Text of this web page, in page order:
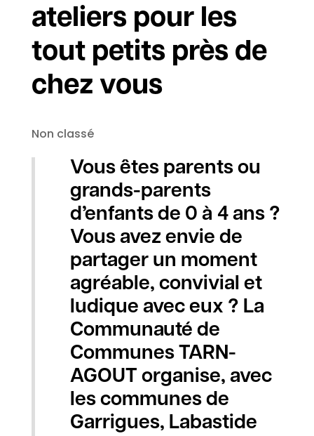
ateliers pour les
tout petits près de
chez vous
Non classé
Vous êtes parents ou
grands-parents
d’enfants de 0 à 4 ans ?
Vous avez envie de
partager un moment
agréable, convivial et
ludique avec eux ? La
Communauté de
Communes TARN-
AGOUT organise, avec
les communes de
Garrigues, Labastide